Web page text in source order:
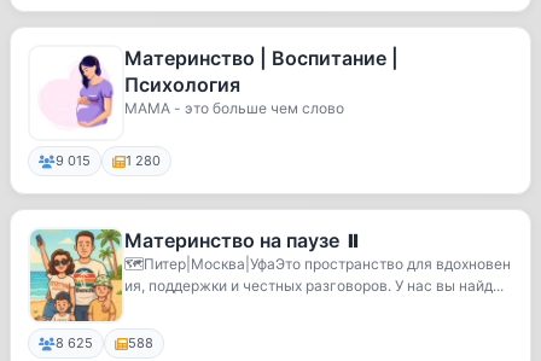
Материнство | Воспитание |
Психология
МАМА - это больше чем слово
9 015 1 280
Материнство на паузе ⏸️
🗺️Питер|Москва|УфаЭто пространство для вдохновен
ия, поддержки и честных разговоров. У нас вы найд...
8 625 588